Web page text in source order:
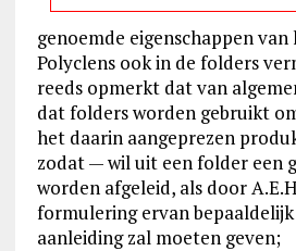
genoemde eigenschappen
Polyclens ook in de folders
reeds opmerkt dat van
dat folders worden gebruikt
het daarin aangeprezen
zodat — wil uit een folder een
worden afgeleid, als door
formulering ervan
aanleiding zal moeten geven;